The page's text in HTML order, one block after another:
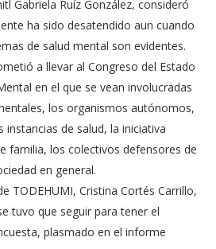
Gabriela Ruíz González, consideró
ha sido desatendido aun cuando
de salud mental son evidentes.
a llevar al Congreso del Estado
en el que se vean involucradas
los organismos autónomos,
de salud, la iniciativa
familia, los colectivos defensores de
en general.
TODEHUMI, Cristina Cortés Carrillo,
tuvo que seguir para tener el
plasmado en el informe